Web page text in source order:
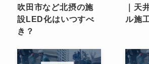
吹田市など北摂の施
設LED化はいつすべ
き？
｜天
ル施